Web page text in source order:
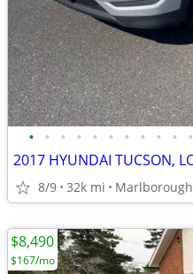
• • • • • • • • • • •
8/9 32k mi Marlborough
$8,490
$167/mo